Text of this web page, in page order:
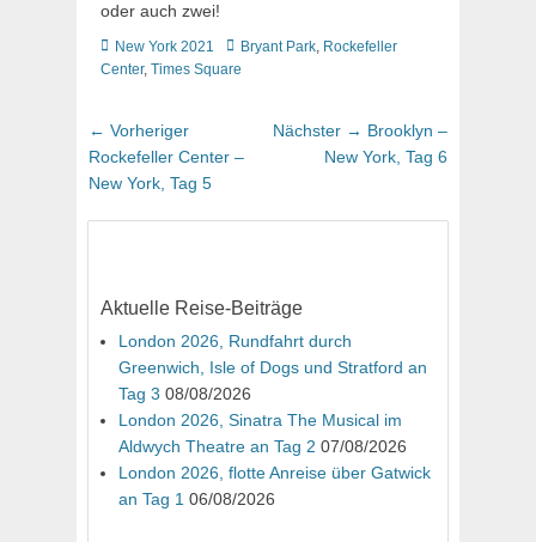
oder auch zwei!
Kategorien
New York 2021 Schlagworte
Bryant Park, Rockefeller
Center, Times Square
Beitragsnavigation
← VorherigerVorheriger
Beitrag:
Rockefeller Center –
New York, Tag 5
Nächster → Nächster
Beitrag:
Brooklyn –
New York, Tag 6
Aktuelle Reise-Beiträge
London 2026, Rundfahrt durch
Greenwich, Isle of Dogs und Stratford an
Tag 3 08/08/2026
London 2026, Sinatra The Musical im
Aldwych Theatre an Tag 2 07/08/2026
London 2026, flotte Anreise über Gatwick
an Tag 1 06/08/2026